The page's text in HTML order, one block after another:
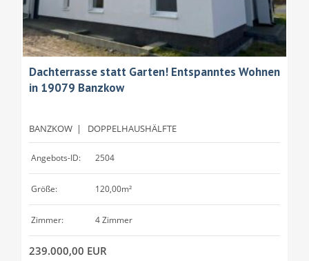
Dachterrasse statt Garten! Entspanntes Wohnen
in 19079 Banzkow
BANZKOW | DOPPELHAUSHÄLFTE
Angebots-ID: 2504
Größe: 120,00m²
Zimmer: 4 Zimmer
239.000,00 EUR